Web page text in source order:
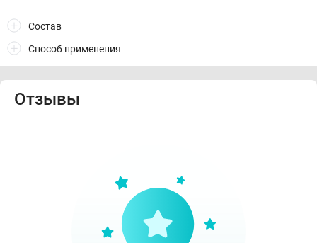
Состав
Способ применения
Отзывы